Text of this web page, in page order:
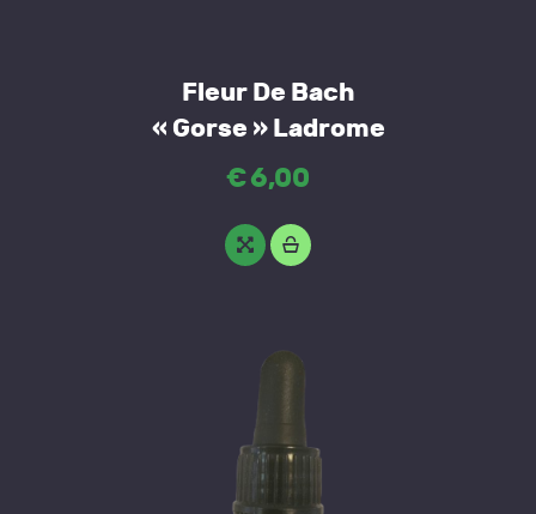
Fleur De Bach
« Gorse » Ladrome
€6,00